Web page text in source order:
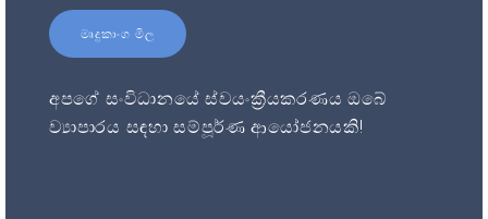
මෘදුකාංග මිල
අපගේ සංවිධානයේ ස්වයංක්‍රීයකරණය ඔබේ
ව්‍යාපාරය සඳහා සම්පූර්ණ ආයෝජනයකි!